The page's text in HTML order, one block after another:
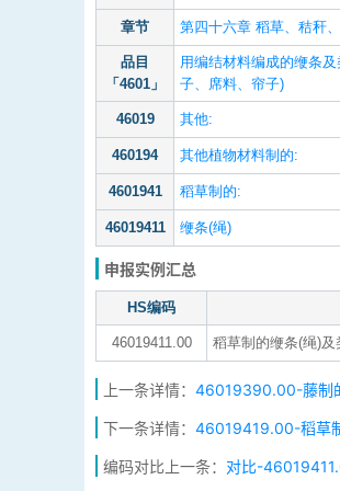
章节 第四十六章 稻草、秸秆
品目
「4601」
用编结材料编成的缏条
子、席料、帘子)
46019 其他:
460194 其他植物材料制的:
4601941 稻草制的:
46019411 缏条(绳)
申报实例汇总
HS编码
46019411.00 稻草制的缏条(绳)及
上一条详情： 46019390.00-藤制
下一条详情： 46019419.00-稻草
编码对比上一条： 对比-